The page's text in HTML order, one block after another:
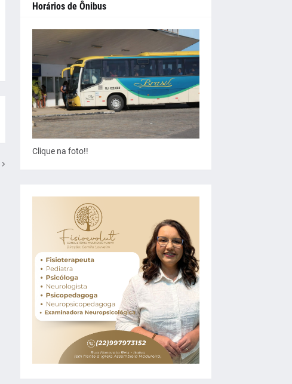
Horários de Ônibus
Clique na foto!!